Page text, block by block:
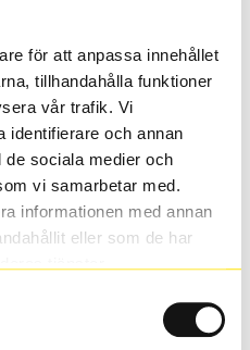
för att anpassa innehållet
tillhandahålla funktioner
vår trafik. Vi
identifierare och annan
de sociala medier och
vi samarbetar med.
informationen med annan
eller som de har
bil?
för att se om det däck du
du köper däck som skall
se till att kolla en extra
samma dimensioner.
under årens lopp och
som bilen hade ut från
Sök